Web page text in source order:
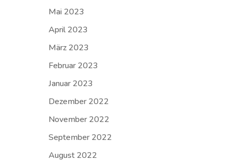
Mai 2023
April 2023
März 2023
Februar 2023
Januar 2023
Dezember 2022
November 2022
September 2022
August 2022